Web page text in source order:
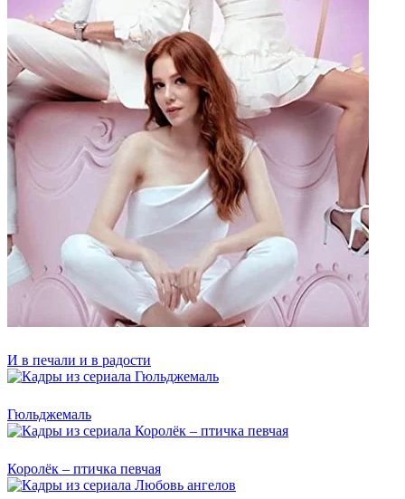
И в печали и в радости
Гюльджемаль
Королёк – птичка певчая